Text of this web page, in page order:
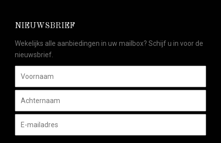
NIEUWSBRIEF
Wekelijks alle aanbiedingen in uw mailbox? Schijf u in voor de
nieuwsbrief.